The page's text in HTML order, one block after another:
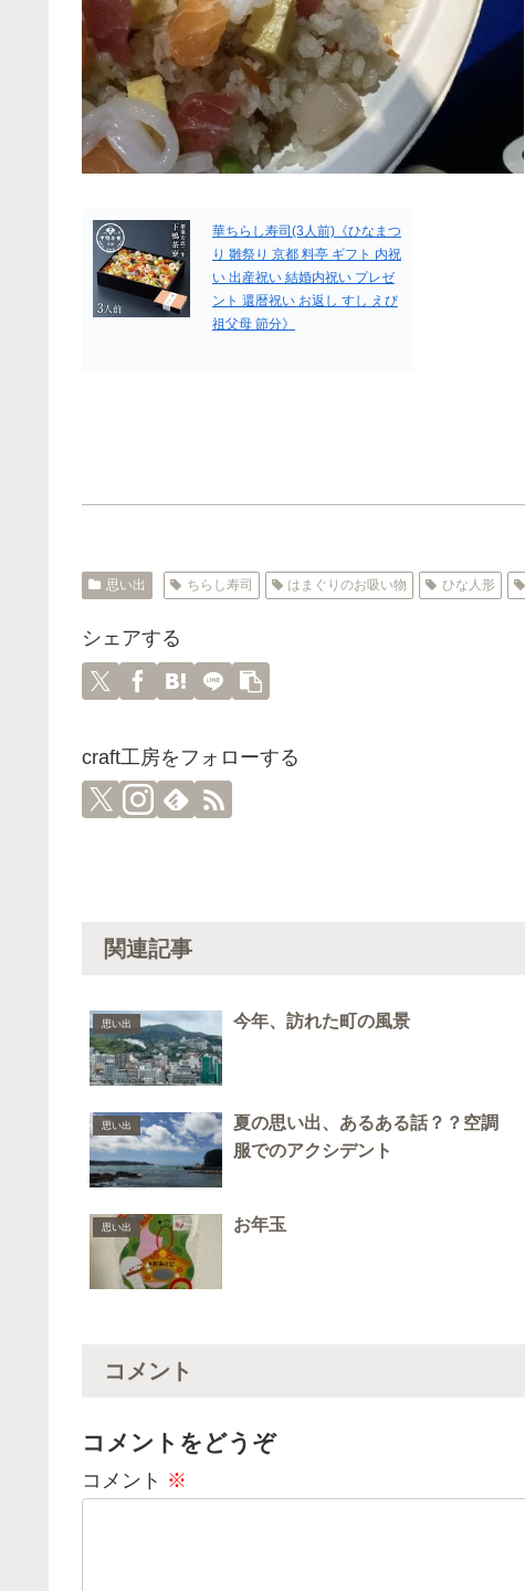
華ちらし寿司(3人前)《ひなまつ
り 雛祭り 京都 料亭 ギフト 内祝
い 出産祝い 結婚内祝い プレゼ
ント 還暦祝い お返し すし えび
祖父母 節分》
思い出 ちらし寿司 はまぐりのお吸い物 ひな人形
シェアする
craft工房をフォローする
関連記事
思い出 今年、訪れた町の風景
思い出
夏の思い出、あるある話？？空調
服でのアクシデント
思い出 お年玉
コメント
コメントをどうぞ
コメント ※